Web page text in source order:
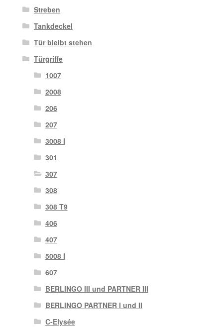
Streben
Tankdeckel
Tür bleibt stehen
Türgriffe
1007
2008
206
207
3008 I
301
307
308
308 T9
406
407
5008 I
607
BERLINGO III und PARTNER III
BERLINGO PARTNER I und II
C-Elysée